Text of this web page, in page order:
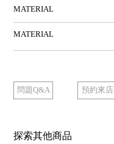
MATERIAL
MATERIAL
問題Q&A 預約來店
探索其他商品